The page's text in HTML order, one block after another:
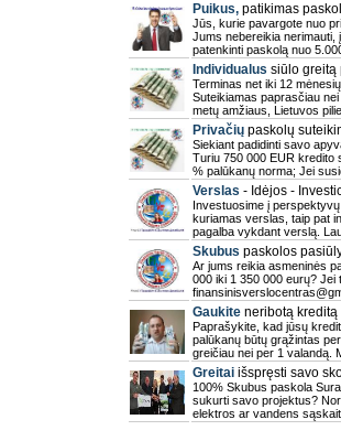
Puikus, patikimas
Jūs, kurie pavargote nuo
Jums nebereikia nerimauti,
patenkinti paskolą nuo
Individualus siūlo greitą
Terminas net iki 12
Suteikiamas paprasčiau
metų amžiaus, Lietuvos
Privačių paskolų
Siekiant padidinti savo
Turiu 750 000 EUR kredito
% palūkanų norma; Jei
Verslas - Idėjos -
Investuosime į
kuriamas verslas, taip pat
pagalba vykdant verslą.
Skubus paskolos
Ar jums reikia asmeninės
000 iki 1 350 000 eurų?
Gaukite neribotą kreditą
Paprašykite, kad jūsų
palūkanų būtų grąžintas
greičiau nei per 1 valandą.
Greitai išspręsti savo
100% Skubus paskola
sukurti savo projektus?
elektros ar vandens